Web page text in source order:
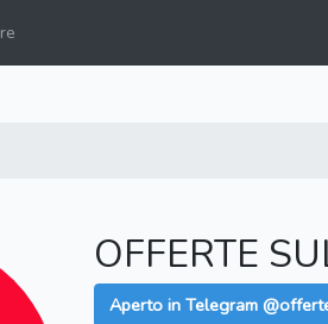
OFFERTE
Aperto in Telegram